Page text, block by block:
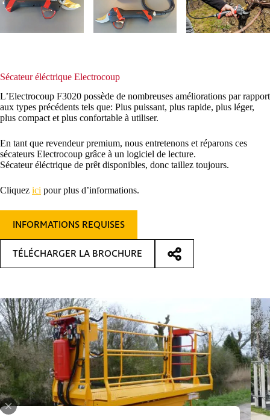
Sécateur éléctrique Electrocoup
L’Electrocoup F3020 possède de nombreuses améliorations par rapport
aux types précédents tels que: Plus puissant, plus rapide, plus léger,
plus compact et plus confortable à utiliser.
En tant que revendeur premium, nous entretenons et réparons ces
sécateurs Electrocoup grâce à un logiciel de lecture.
Sécateur éléctrique de prêt disponibles, donc taillez toujours.
Cliquez ici pour plus d’informations.
INFORMATIONS REQUISES
TÉLÉCHARGER LA BROCHURE